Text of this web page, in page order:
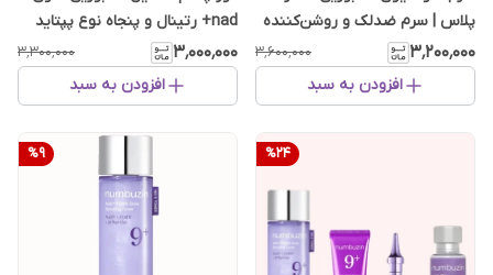
پلاس | سرم ضدلک و روشن‌کننده
پوست
۳٬۲۰۰٬۰۰۰ ۳٬۶۰۰٬۰۰۰
افزودن به سبد
nad+ رتینال و پنجاه نوع پپتاید
ضد چروک
۳٬۰۰۰٬۰۰۰ ۳٬۳۰۰٬۰۰۰
افزودن به سبد
%24
%9